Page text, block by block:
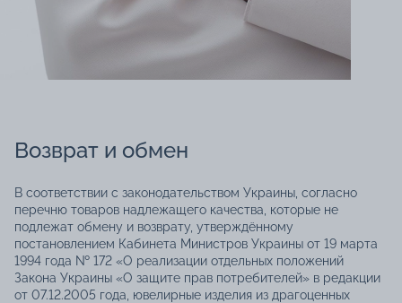
Возврат и обмен
В соответствии с законодательством Украины, согласно
перечню товаров надлежащего качества, которые не
подлежат обмену и возврату, утверждённому
постановлением Кабинета Министров Украины от 19 марта
1994 года № 172 «О реализации отдельных положений
Закона Украины «О защите прав потребителей» в редакции
от 07.12.2005 года, ювелирные изделия из драгоценных